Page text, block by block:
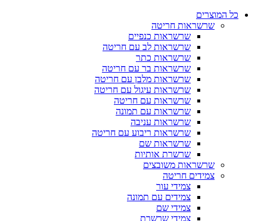
כל המוצרים
שרשראות חריטה
שרשראות כנפיים
שרשראות לב עם חריטה
שרשראות כתר
שרשראות בר עם חריטה
שרשראות מלבן עם חריטה
שרשראות עיגול עם חריטה
שרשראות עם חריטה
שרשראות עם תמונה
שרשראות עניבה
שרשראות ריבוע עם חריטה
שרשראות שם
שרשרת אותיות
שרשראות משובצים
צמידים חריטה
צמידי עור
צמידים עם תמונה
צמידי שם
צמידי שרשרת